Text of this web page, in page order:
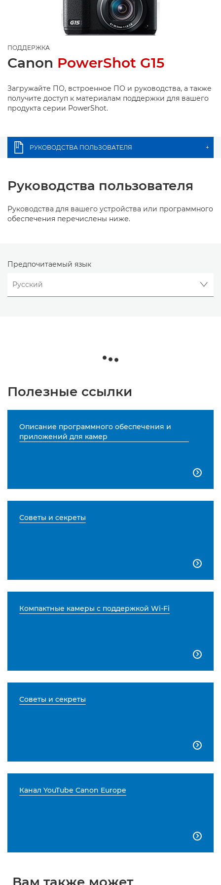
ПОДДЕРЖКА
Canon PowerShot G15
Загружайте ПО, встроенное ПО и руководства, а также
получите доступ к материалам поддержки для вашего
продукта серии PowerShot.
РУКОВОДСТВА ПОЛЬЗОВАТЕЛЯ +
Руководства пользователя
Руководства для вашего устройства или программного
обеспечения перечислены ниже.
Предпочитаемый язык
Полезные ссылки
Описание программного обеспечения и
приложений для камер

Советы и секреты

Компактные камеры с поддержкой Wi-Fi

Советы и секреты

Канал YouTube Canon Europe
